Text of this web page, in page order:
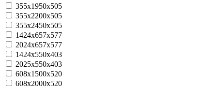
355х1950х505
355х2200х505
355х2450х505
1424х657х577
2024х657х577
1424х550х403
2025х550х403
608х1500х520
608х2000х520